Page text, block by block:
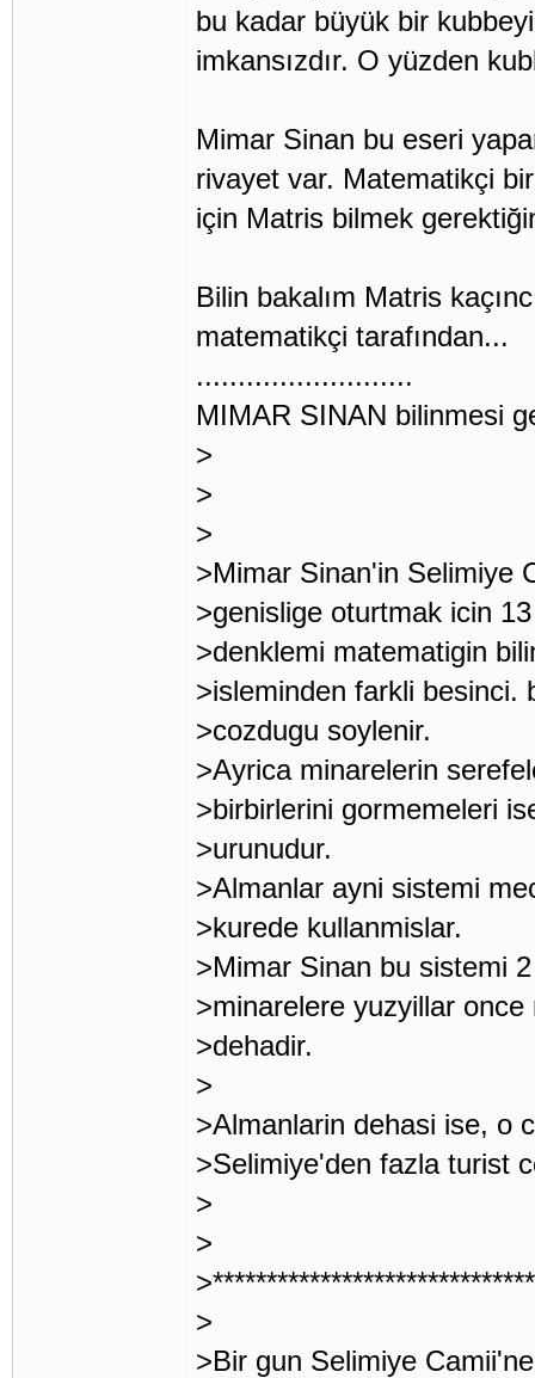
bu kadar büyük bir
imkansızdır. O yüzden
Mimar Sinan bu eseri
rivayet var. Matematikçi
için Matris bilmek
Bilin bakalım Matris
matematikçi tarafından...
..........................
MIMAR SINAN bilinmesi
>
>
>
>Mimar Sinan'in Selimiye
>genislige oturtmak icin
>denklemi matematigin
>isleminden farkli besinci.
>cozdugu soylenir.
>Ayrica minarelerin
>birbirlerini gormemeleri
>urunudur.
>Almanlar ayni sistemi
>kurede kullanmislar.
>Mimar Sinan bu sistemi
>minarelere yuzyillar
>dehadir.
>
>Almanlarin dehasi ise, o
>Selimiye'den fazla turist
>
>
>
>Bir gun Selimiye